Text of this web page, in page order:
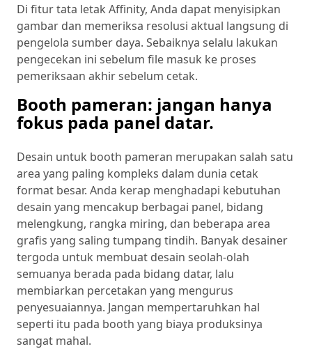
Di fitur tata letak Affinity, Anda dapat menyisipkan
gambar dan memeriksa resolusi aktual langsung di
pengelola sumber daya. Sebaiknya selalu lakukan
pengecekan ini sebelum file masuk ke proses
pemeriksaan akhir sebelum cetak.
Booth pameran: jangan hanya
fokus pada panel datar.
Desain untuk booth pameran merupakan salah satu
area yang paling kompleks dalam dunia cetak
format besar. Anda kerap menghadapi kebutuhan
desain yang mencakup berbagai panel, bidang
melengkung, rangka miring, dan beberapa area
grafis yang saling tumpang tindih. Banyak desainer
tergoda untuk membuat desain seolah-olah
semuanya berada pada bidang datar, lalu
membiarkan percetakan yang mengurus
penyesuaiannya. Jangan mempertaruhkan hal
seperti itu pada booth yang biaya produksinya
sangat mahal.